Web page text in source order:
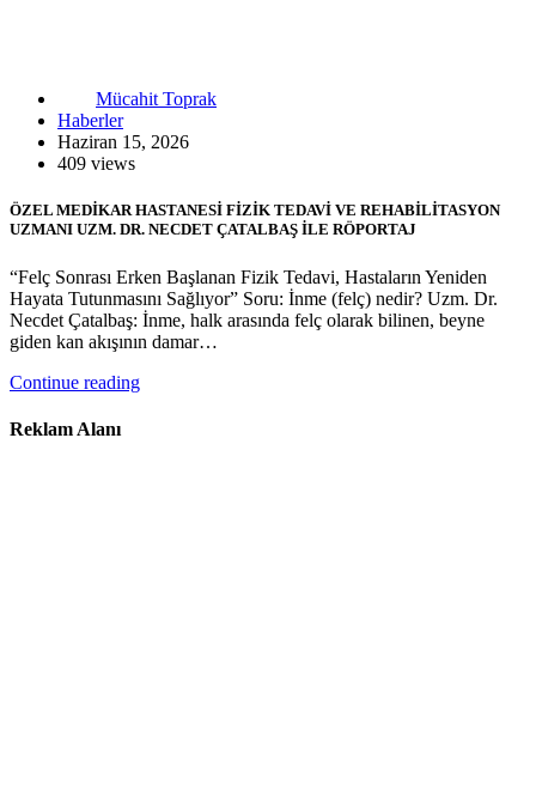
Mücahit Toprak
Haberler
Haziran 15, 2026
409 views
ÖZEL MEDİKAR HASTANESİ FİZİK TEDAVİ VE REHABİLİTASYON
UZMANI UZM. DR. NECDET ÇATALBAŞ İLE RÖPORTAJ
“Felç Sonrası Erken Başlanan Fizik Tedavi, Hastaların Yeniden
Hayata Tutunmasını Sağlıyor” Soru: İnme (felç) nedir? Uzm. Dr.
Necdet Çatalbaş: İnme, halk arasında felç olarak bilinen, beyne
giden kan akışının damar…
Continue reading
Reklam Alanı